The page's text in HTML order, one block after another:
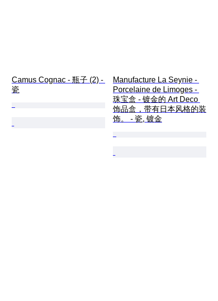
Camus Cognac - 瓶子 (2) -
瓷
Manufacture La Seynie -
Porcelaine de Limoges -
珠宝盒 - 镀金的 Art Deco
饰品盒，带有日本风格的装
饰。 - 瓷, 镀金